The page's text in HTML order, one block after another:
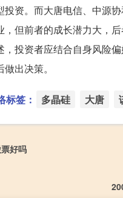
投资。而大唐电信、中源
，但前者的成长潜力大，
，投资者应结合自身风险偏
出决策。
标签： 多晶硅 大唐
好吗